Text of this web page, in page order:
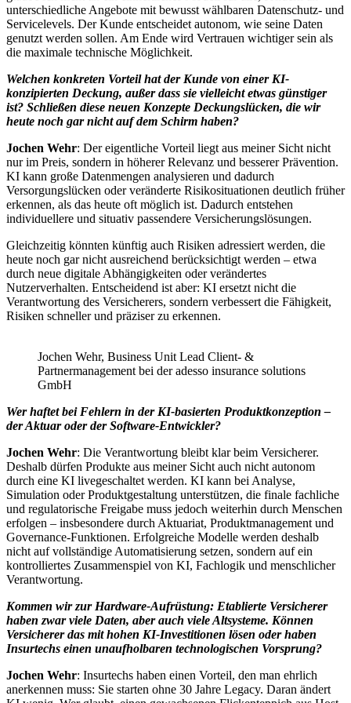
unterschiedliche Angebote mit bewusst wählbaren Datenschutz- und
Servicelevels. Der Kunde entscheidet autonom, wie seine Daten
genutzt werden sollen. Am Ende wird Vertrauen wichtiger sein als
die maximale technische Möglichkeit.
Welchen konkreten Vorteil hat der Kunde von einer KI-
konzipierten Deckung, außer dass sie vielleicht etwas günstiger
ist? Schließen diese neuen Konzepte Deckungslücken, die wir
heute noch gar nicht auf dem Schirm haben?
Jochen Wehr: Der eigentliche Vorteil liegt aus meiner Sicht nicht
nur im Preis, sondern in höherer Relevanz und besserer Prävention.
KI kann große Datenmengen analysieren und dadurch
Versorgungslücken oder veränderte Risikosituationen deutlich früher
erkennen, als das heute oft möglich ist. Dadurch entstehen
individuellere und situativ passendere Versicherungslösungen.
Gleichzeitig könnten künftig auch Risiken adressiert werden, die
heute noch gar nicht ausreichend berücksichtigt werden – etwa
durch neue digitale Abhängigkeiten oder verändertes
Nutzerverhalten. Entscheidend ist aber: KI ersetzt nicht die
Verantwortung des Versicherers, sondern verbessert die Fähigkeit,
Risiken schneller und präziser zu erkennen.
Jochen Wehr, Business Unit Lead Client- &
Partnermanagement bei der adesso insurance solutions
GmbH
Wer haftet bei Fehlern in der KI-basierten Produktkonzeption –
der Aktuar oder der Software-Entwickler?
Jochen Wehr: Die Verantwortung bleibt klar beim Versicherer.
Deshalb dürfen Produkte aus meiner Sicht auch nicht autonom
durch eine KI livegeschaltet werden. KI kann bei Analyse,
Simulation oder Produktgestaltung unterstützen, die finale fachliche
und regulatorische Freigabe muss jedoch weiterhin durch Menschen
erfolgen – insbesondere durch Aktuariat, Produktmanagement und
Governance-Funktionen. Erfolgreiche Modelle werden deshalb
nicht auf vollständige Automatisierung setzen, sondern auf ein
kontrolliertes Zusammenspiel von KI, Fachlogik und menschlicher
Verantwortung.
Kommen wir zur Hardware-Aufrüstung: Etablierte Versicherer
haben zwar viele Daten, aber auch viele Altsysteme. Können
Versicherer das mit hohen KI-Investitionen lösen oder haben
Insurtechs einen unaufholbaren technologischen Vorsprung?
Jochen Wehr: Insurtechs haben einen Vorteil, den man ehrlich
anerkennen muss: Sie starten ohne 30 Jahre Legacy. Daran ändert